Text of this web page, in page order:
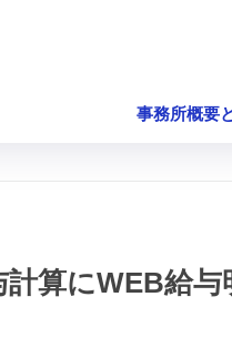
事務所概要
算にWEB給